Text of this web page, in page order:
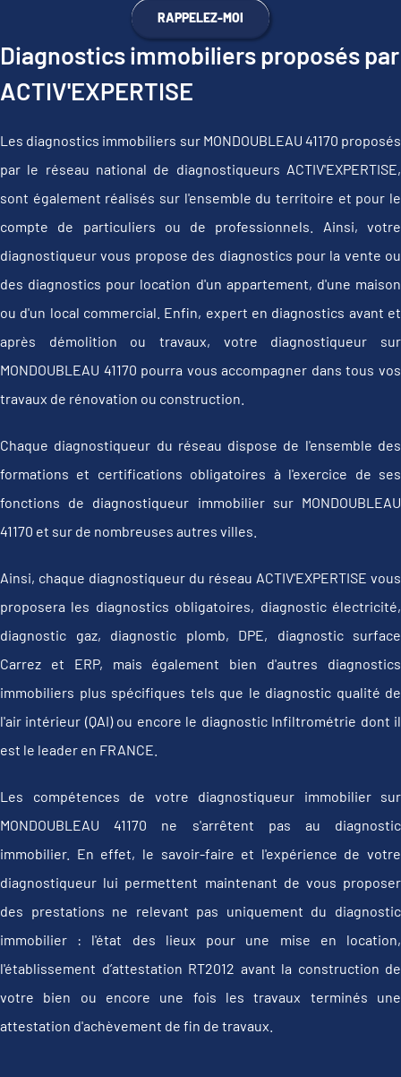
RAPPELEZ-MOI
Diagnostics immobiliers proposés par
ACTIV'EXPERTISE
Les diagnostics immobiliers sur MONDOUBLEAU 41170 proposés
par le réseau national de diagnostiqueurs ACTIV'EXPERTISE,
sont également réalisés sur l'ensemble du territoire et pour le
compte de particuliers ou de professionnels. Ainsi, votre
diagnostiqueur vous propose des diagnostics pour la vente ou
des diagnostics pour location d'un appartement, d'une maison
ou d'un local commercial. Enfin, expert en diagnostics avant et
après démolition ou travaux, votre diagnostiqueur sur
MONDOUBLEAU 41170 pourra vous accompagner dans tous vos
travaux de rénovation ou construction.
Chaque diagnostiqueur du réseau dispose de l'ensemble des
formations et certifications obligatoires à l'exercice de ses
fonctions de diagnostiqueur immobilier sur MONDOUBLEAU
41170 et sur de nombreuses autres villes.
Ainsi, chaque diagnostiqueur du réseau ACTIV'EXPERTISE vous
proposera les diagnostics obligatoires, diagnostic électricité,
diagnostic gaz, diagnostic plomb, DPE, diagnostic surface
Carrez et ERP, mais également bien d'autres diagnostics
immobiliers plus spécifiques tels que le diagnostic qualité de
l'air intérieur (QAI) ou encore le diagnostic Infiltrométrie dont il
est le leader en FRANCE.
Les compétences de votre diagnostiqueur immobilier sur
MONDOUBLEAU 41170 ne s'arrêtent pas au diagnostic
immobilier. En effet, le savoir-faire et l'expérience de votre
diagnostiqueur lui permettent maintenant de vous proposer
des prestations ne relevant pas uniquement du diagnostic
immobilier : l'état des lieux pour une mise en location,
l'établissement d’attestation RT2012 avant la construction de
votre bien ou encore une fois les travaux terminés une
attestation d'achèvement de fin de travaux.